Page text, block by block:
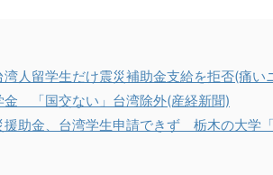
人留学生だけ震災補助金支給を拒否(痛い
金 「国交ない」台湾除外(産経新聞)
援助金、台湾学生申請できず 栃木の大学